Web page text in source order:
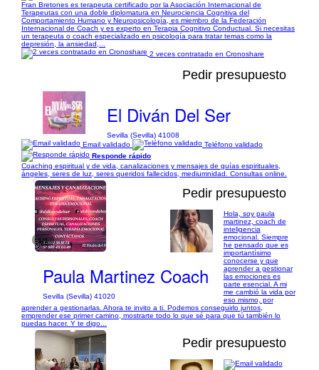
Fran Bretones es terapeuta certificado por la Asociación Internacional de
Terapeutas con una doble diplomatura en Neurociencia Cognitiva del
Comportamiento Humano y Neuropsicología, es miembro de la Federación
Internacional de Coach y es experto en Terapia Cognitivo Conductual. Si necesitas
un terapeuta o coach especializado en psicología para tratar temas como la
depresión, la ansiedad,...
2 veces contratado en Cronoshare
Pedir presupuesto
El Diván Del Ser
Sevilla (Sevilla) 41008
Email validado
Teléfono validado
Responde rápido
Coaching espiritual y de vida, canalizaciones y mensajes de guías espirituales,
ángeles, seres de luz, seres queridos fallecidos, mediumnidad. Consultas online.
1/1
Pedir presupuesto
Paula Martinez Coach
Sevilla (Sevilla) 41020
Hola, soy paula
martinez, coach de
inteligencia
emocional. Siempre
he pensado que es
importantísimo
conocerse y que
aprender a gestionar
las emociones es
parte esencial. A mi
me cambió la vida por
eso mismo, por
aprender a gestionarlas. Ahora te invito a ti. Podemos conseguirlo juntos,
emprender ese primer camino, mostrarte todo lo que sé para que tú también lo
puedas hacer. Y te digo...
Pedir presupuesto